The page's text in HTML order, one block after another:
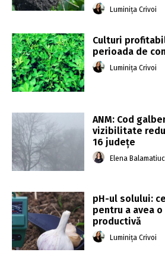
Luminița Crivoi
Culturi
perioada de
Luminița Crivoi
ANM: Cod
vizibilitate
16 judeţe
Elena Balamatiuc
pH-ul solului:
pentru a avea
productivă
Luminița Crivoi